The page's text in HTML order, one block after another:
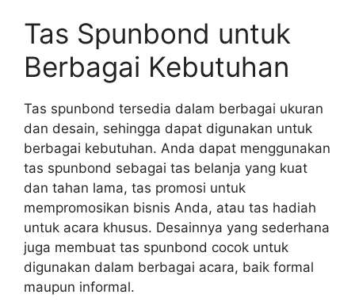
Tas Spunbond untuk
Berbagai Kebutuhan
Tas spunbond tersedia dalam berbagai ukuran
dan desain, sehingga dapat digunakan untuk
berbagai kebutuhan. Anda dapat menggunakan
tas spunbond sebagai tas belanja yang kuat
dan tahan lama, tas promosi untuk
mempromosikan bisnis Anda, atau tas hadiah
untuk acara khusus. Desainnya yang sederhana
juga membuat tas spunbond cocok untuk
digunakan dalam berbagai acara, baik formal
maupun informal.